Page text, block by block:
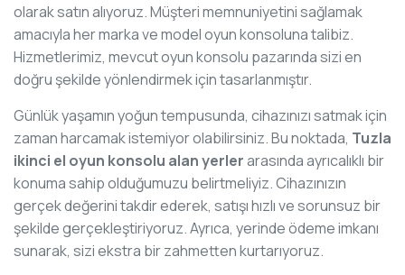
olarak satın alıyoruz. Müşteri memnuniyetini sağlamak
amacıyla her marka ve model oyun konsoluna talibiz.
Hizmetlerimiz, mevcut oyun konsolu pazarında sizi en
doğru şekilde yönlendirmek için tasarlanmıştır.
Günlük yaşamın yoğun tempusunda, cihazınızı satmak için
zaman harcamak istemiyor olabilirsiniz. Bu noktada, Tuzla
ikinci el oyun konsolu alan yerlerarasında ayrıcalıklı bir
konuma sahip olduğumuzu belirtmeliyiz. Cihazınızın
gerçek değerini takdir ederek, satışı hızlı ve sorunsuz bir
şekilde gerçekleştiriyoruz. Ayrıca, yerinde ödeme imkanı
sunarak, sizi ekstra bir zahmetten kurtarıyoruz.